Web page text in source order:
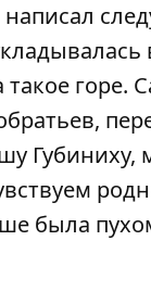
горе.
Губиниху,
была